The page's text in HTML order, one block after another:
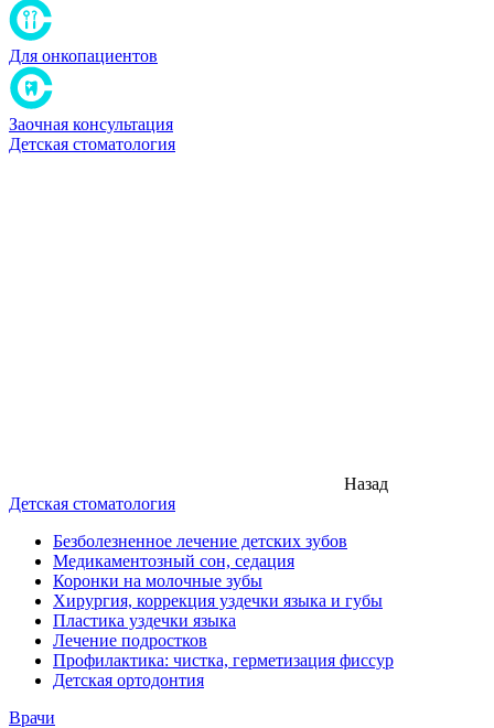
Для онкопациентов
Заочная консультация
Детская стоматология
Назад
Детская стоматология
Безболезненное лечение детских зубов
Медикаментозный сон, седация
Коронки на молочные зубы
Хирургия, коррекция уздечки языка и губы
Пластика уздечки языка
Лечение подростков
Профилактика: чистка, герметизация фиссур
Детская ортодонтия
Врачи